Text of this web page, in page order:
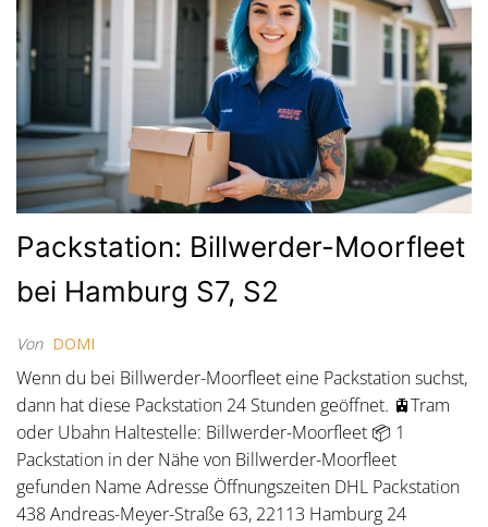
Packstation: Billwerder-Moorfleet
bei Hamburg S7, S2
Von DOMI
Wenn du bei Billwerder-Moorfleet eine Packstation suchst,
dann hat diese Packstation 24 Stunden geöffnet. 🚊Tram
oder Ubahn Haltestelle: Billwerder-Moorfleet 📦 1
Packstation in der Nähe von Billwerder-Moorfleet
gefunden Name Adresse Öffnungszeiten DHL Packstation
438 Andreas-Meyer-Straße 63, 22113 Hamburg 24